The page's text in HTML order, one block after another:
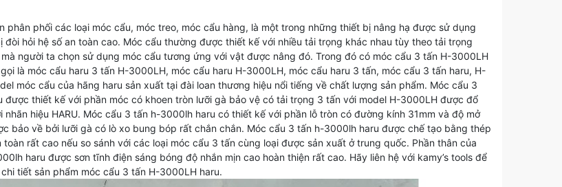
phân phối các loại móc cẩu, móc treo, móc cẩu hàng, là một trong những thiết bị nâng hạ được sử dụng
đòi hỏi hệ số an toàn cao. Móc cẩu thường được thiết kế với nhiều tải trọng khác nhau tùy theo tải trọng
người ta chọn sử dụng móc cẩu tương ứng với vật được nâng đó. Trong đó có móc cẩu 3 tấn H-3000LH
là móc cẩu haru 3 tấn H-3000LH, móc cẩu haru H-3000LH, móc cẩu haru 3 tấn, móc cẩu 3 tấn haru, H-
móc cẩu của hãng haru sản xuất tại đài loan thương hiệu nổi tiếng về chất lượng sản phẩm. Móc cẩu 3
được thiết kế với phần móc có khoen tròn lưỡi gà bảo vệ có tải trọng 3 tấn với model H-3000LH được đổ
nhãn hiệu HARU. Móc cẩu 3 tấn h-3000lh haru có thiết kế với phần lỗ tròn có đường kính 31mm và độ mở
bảo về bởi lưỡi gà có lò xo bung bóp rất chắn chắn. Móc cẩu 3 tấn h-3000lh haru được chế tạo bằng thép
toàn rất cao nếu so sánh với các loại móc cẩu 3 tấn cùng loại được sản xuất ở trung quốc. Phần thân của
haru được sơn tĩnh điện sáng bóng độ nhắn mịn cao hoàn thiện rất cao. Hãy liên hệ với kamy’s tools để
tiết sản phẩm móc cẩu 3 tấn H-3000LH haru.